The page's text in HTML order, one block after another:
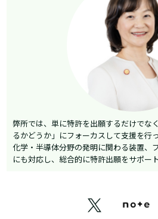
弊所では、単に特許を出願するだけでな
るかどうか」にフォーカスして支援を行っ
化学・半導体分野の発明に関わる装置、
にも対応し、総合的に特許出願をサポート
